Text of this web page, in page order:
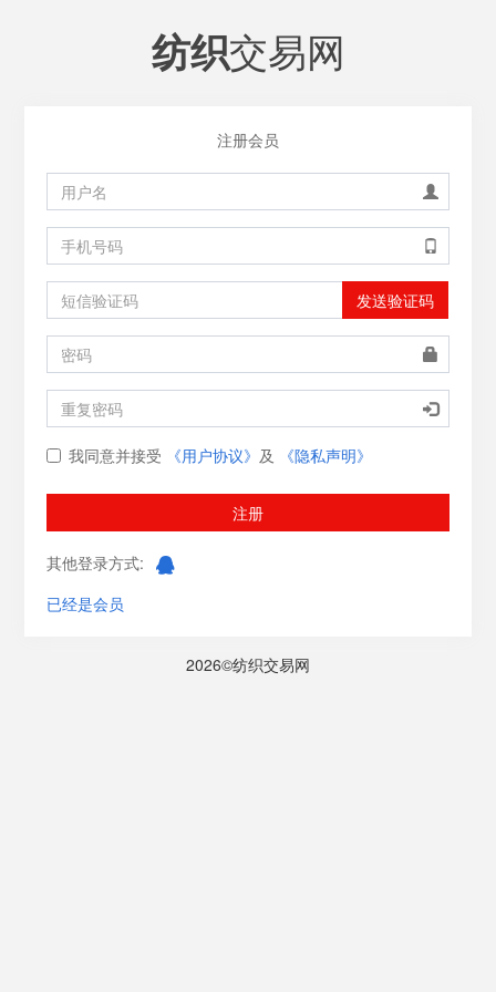
纺织交易网
注册会员
发送验证码
我同意并接受 《用户协议》 及 《隐私声明》
注册
其他登录方式:
已经是会员
2026©纺织交易网